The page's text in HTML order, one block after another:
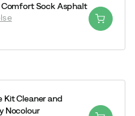
Comfort Sock Asphalt
Kit Cleaner and
Nocolour